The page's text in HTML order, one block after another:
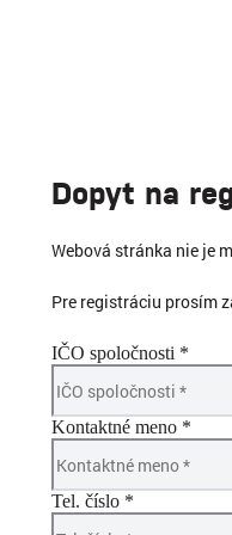
Dopyt na
Webová stránka nie je
Pre registráciu prosím
IČO spoločnosti *
Kontaktné meno *
Tel. číslo *